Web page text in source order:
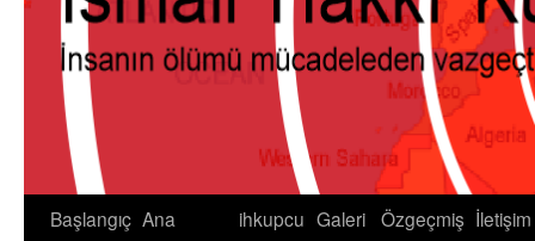
Başlangıç Ana
ihkupcu Galeri Özgeçmiş İletişim